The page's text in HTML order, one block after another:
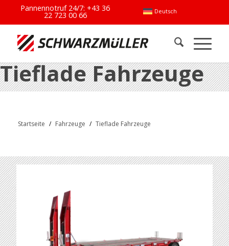
Deutsch
Pannennotruf 24/7:+43 36
22 723 00 66
Tieflade Fahrzeuge
Startseite / Fahrzeuge / Tieflade Fahrzeuge